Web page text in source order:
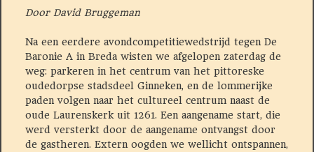
Door David Bruggeman
Na een eerdere avondcompetitiewedstrijd tegen De
Baronie A in Breda wisten we afgelopen zaterdag de
weg: parkeren in het centrum van het pittoreske
oudedorpse stadsdeel Ginneken, en de lommerijke
paden volgen naar het cultureel centrum naast de
oude Laurenskerk uit 1261. Een aangename start, die
werd versterkt door de aangename ontvangst door
de gastheren. Extern oogden we wellicht ontspannen,